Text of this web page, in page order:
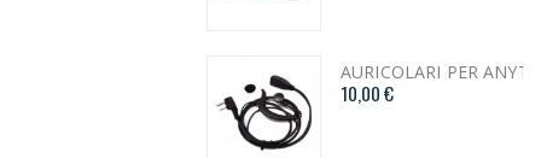
AURICOLARI PER ANYTONE D868/878